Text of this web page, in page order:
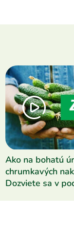
Ako na bohatú
chrumkavých
Dozviete sa v